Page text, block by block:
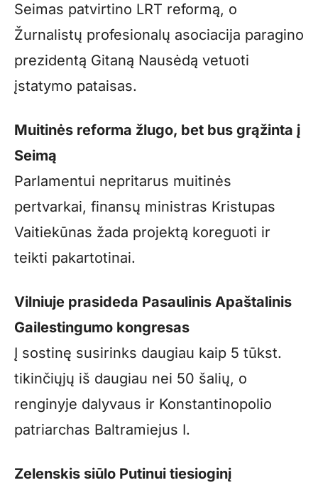
Seimas patvirtino LRT reformą, o
Žurnalistų profesionalų asociacija paragino
prezidentą Gitaną Nausėdą vetuoti
įstatymo pataisas.
Muitinės reforma žlugo, bet bus grąžinta į
Seimą
Parlamentui nepritarus muitinės
pertvarkai, finansų ministras Kristupas
Vaitiekūnas žada projektą koreguoti ir
teikti pakartotinai.
Vilniuje prasideda Pasaulinis Apaštalinis
Gailestingumo kongresas
Į sostinę susirinks daugiau kaip 5 tūkst.
tikinčiųjų iš daugiau nei 50 šalių, o
renginyje dalyvaus ir Konstantinopolio
patriarchas Baltramiejus I.
Zelenskis siūlo Putinui tiesioginį